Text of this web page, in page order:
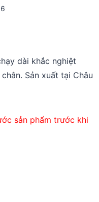
dài khắc nghiệt
Sản xuất tại Châu
sản phẩm trước khi